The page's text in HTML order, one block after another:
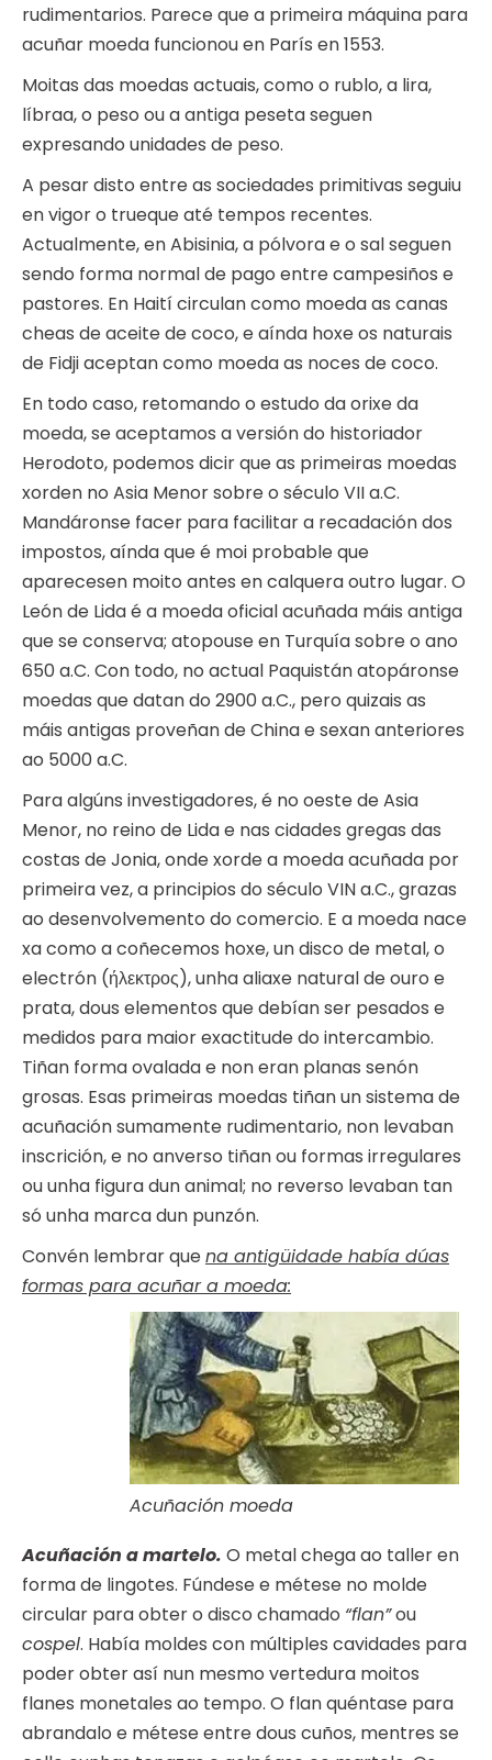
rudimentarios. Parece que a primeira máquina para
acuñar moeda funcionou en París en 1553.
Moitas das moedas actuais, como o rublo, a lira,
líbraa, o peso ou a antiga peseta seguen
expresando unidades de peso.
A pesar disto entre as sociedades primitivas seguiu
en vigor o trueque até tempos recentes.
Actualmente, en Abisinia, a pólvora e o sal seguen
sendo forma normal de pago entre campesiños e
pastores. En Haití circulan como moeda as canas
cheas de aceite de coco, e aínda hoxe os naturais
de Fidji aceptan como moeda as noces de coco.
En todo caso, retomando o estudo da orixe da
moeda, se aceptamos a versión do historiador
Herodoto, podemos dicir que as primeiras moedas
xorden no Asia Menor sobre o século VII a.C.
Mandáronse facer para facilitar a recadación dos
impostos, aínda que é moi probable que
aparecesen moito antes en calquera outro lugar. O
León de Lida é a moeda oficial acuñada máis antiga
que se conserva; atopouse en Turquía sobre o ano
650 a.C. Con todo, no actual Paquistán atopáronse
moedas que datan do 2900 a.C., pero quizais as
máis antigas proveñan de China e sexan anteriores
ao 5000 a.C.
Para algúns investigadores, é no oeste de Asia
Menor, no reino de Lida e nas cidades gregas das
costas de Jonia, onde xorde a moeda acuñada por
primeira vez, a principios do século VIN a.C., grazas
ao desenvolvemento do comercio. E a moeda nace
xa como a coñecemos hoxe, un disco de metal, o
electrón (ήλεκτρος), unha aliaxe natural de ouro e
prata, dous elementos que debían ser pesados e
medidos para maior exactitude do intercambio.
Tiñan forma ovalada e non eran planas senón
grosas. Esas primeiras moedas tiñan un sistema de
acuñación sumamente rudimentario, non levaban
inscrición, e no anverso tiñan ou formas irregulares
ou unha figura dun animal; no reverso levaban tan
só unha marca dun punzón.
Convén lembrar quena antigüidade había dúas
formas para acuñar a moeda:
Acuñación moeda
Acuñación a martelo. O metal chega ao taller en
forma de lingotes. Fúndese e métese no molde
circular para obter o disco chamado “flan”ou
cospel. Había moldes con múltiples cavidades para
poder obter así nun mesmo vertedura moitos
flanes monetales ao tempo. O flan quéntase para
abrandalo e métese entre dous cuños, mentres se